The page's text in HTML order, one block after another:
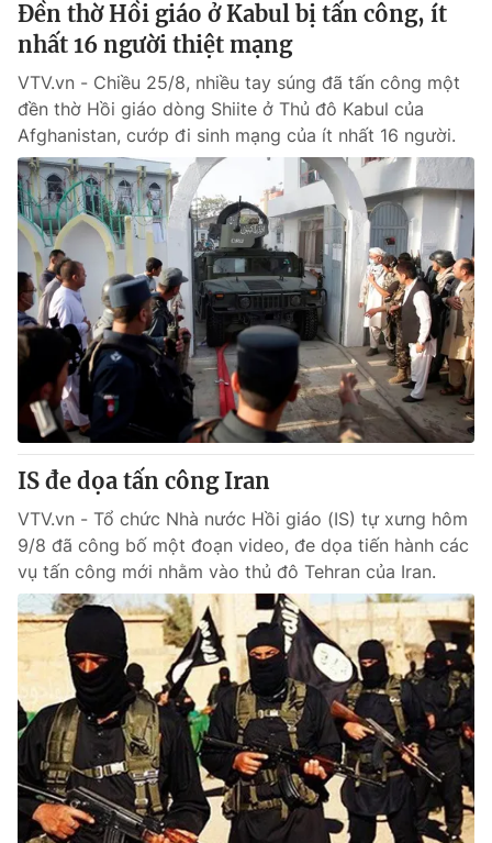
Đền thờ Hồi giáo ở Kabul bị tấn công, ít
nhất 16 người thiệt mạng
VTV.vn - Chiều 25/8, nhiều tay súng đã tấn công một
đền thờ Hồi giáo dòng Shiite ở Thủ đô Kabul của
Afghanistan, cướp đi sinh mạng của ít nhất 16 người.
IS đe dọa tấn công Iran
VTV.vn - Tổ chức Nhà nước Hồi giáo (IS) tự xưng hôm
9/8 đã công bố một đoạn video, đe dọa tiến hành các
vụ tấn công mới nhằm vào thủ đô Tehran của Iran.